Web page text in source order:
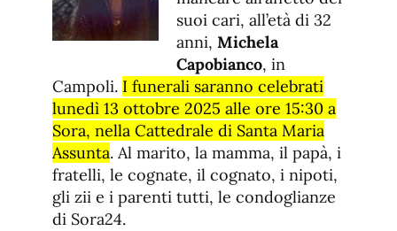
suoi cari, all’età di 32
anni, Michela
Capobianco, in
Campoli. I funerali saranno celebrati
lunedì 13 ottobre 2025 alle ore 15:30 a
Sora, nella Cattedrale di Santa Maria
Assunta. Al marito, la mamma, il papà, i
fratelli, le cognate, il cognato, i nipoti,
gli zii e i parenti tutti, le condoglianze
di Sora24.